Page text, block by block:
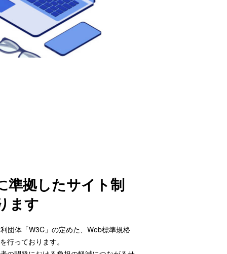
準拠したサイト制
ます
団体「W3C」の定めた、Web標準規格
行っております。